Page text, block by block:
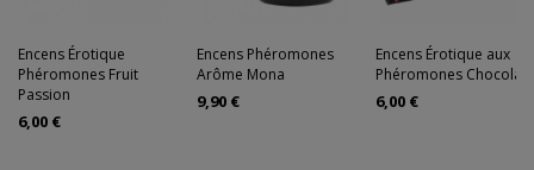
Encens Érotique
Phéromones Fruit
Passion
6,00 €
Encens Phéromones
Arôme Mona
9,90 €
Encens Érotique aux
Phéromones Chocolat
6,00 €